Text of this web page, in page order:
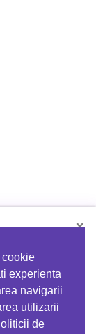
cookie
experienta
navigarii
utilizarii
de
×
codul